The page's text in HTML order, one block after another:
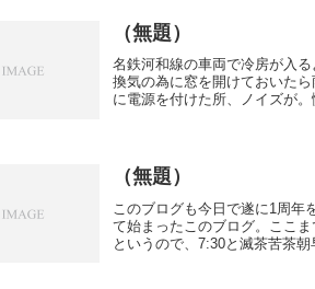
（無題）
名鉄河和線の車両で冷房が入
換気の為に窓を開けておいた
に電源を付けた所、ノイズが
（無題）
このブログも今日で遂に1周年
て始まったこのブログ。ここ
というので、7:30と滅茶苦茶